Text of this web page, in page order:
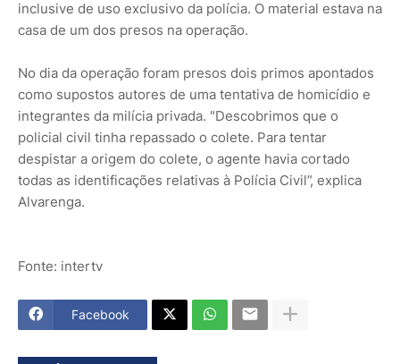
inclusive de uso exclusivo da polícia. O material estava na
casa de um dos presos na operação.
No dia da operação foram presos dois primos apontados
como supostos autores de uma tentativa de homicídio e
integrantes da milícia privada. "Descobrimos que o
policial civil tinha repassado o colete. Para tentar
despistar a origem do colete, o agente havia cortado
todas as identificações relativas à Polícia Civil”, explica
Alvarenga.
Fonte: intertv
Facebook